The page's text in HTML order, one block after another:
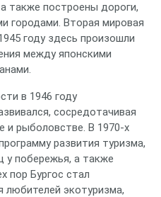
также построены дороги,
городами. Вторая мировая
году здесь произошли
между японскими
в 1946 году
сосредотачивая
и рыболовстве. В 1970‑х
развития туризма,
у побережья, а также
пор Бургос стал
экотуризма,